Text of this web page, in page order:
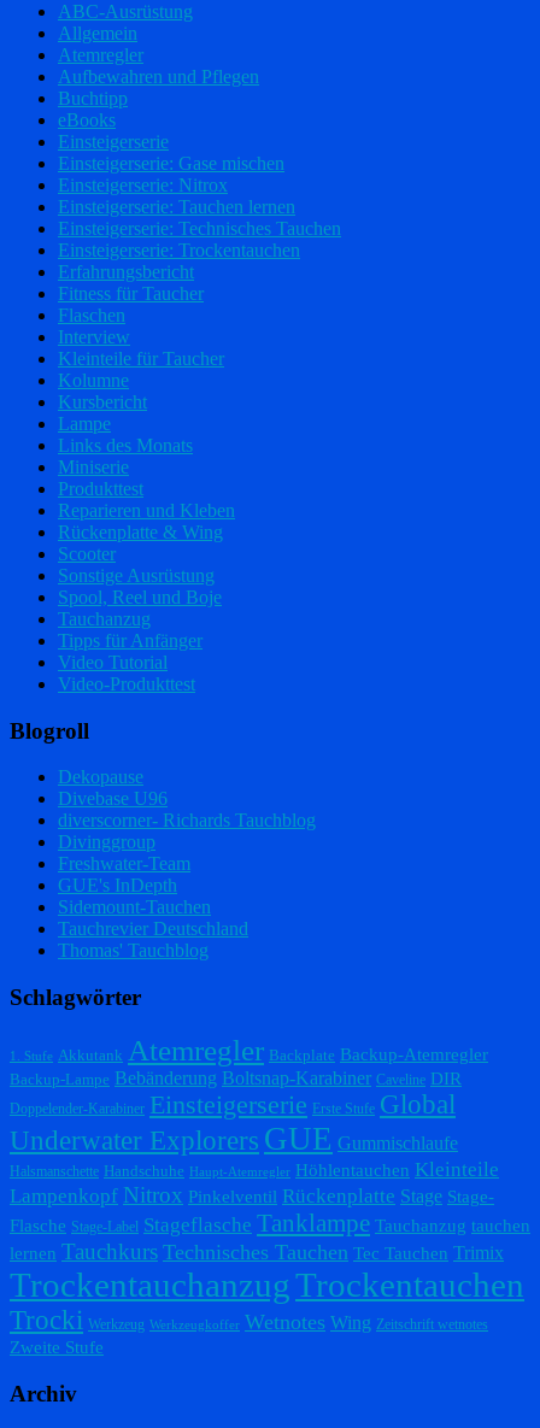
ABC-Ausrüstung
Allgemein
Atemregler
Aufbewahren und Pflegen
Buchtipp
eBooks
Einsteigerserie
Einsteigerserie: Gase mischen
Einsteigerserie: Nitrox
Einsteigerserie: Tauchen lernen
Einsteigerserie: Technisches Tauchen
Einsteigerserie: Trockentauchen
Erfahrungsbericht
Fitness für Taucher
Flaschen
Interview
Kleinteile für Taucher
Kolumne
Kursbericht
Lampe
Links des Monats
Miniserie
Produkttest
Reparieren und Kleben
Rückenplatte & Wing
Scooter
Sonstige Ausrüstung
Spool, Reel und Boje
Tauchanzug
Tipps für Anfänger
Video Tutorial
Video-Produkttest
Blogroll
Dekopause
Divebase U96
diverscorner- Richards Tauchblog
Divinggroup
Freshwater-Team
GUE's InDepth
Sidemount-Tauchen
Tauchrevier Deutschland
Thomas' Tauchblog
Schlagwörter
1. Stufe Akkutank Atemregler Backplate Backup-Atemregler
Backup-Lampe Bebänderung Boltsnap-Karabiner Caveline DIR
Doppelender-Karabiner Einsteigerserie Erste Stufe Global
Underwater Explorers GUE Gummischlaufe
Halsmanschette Handschuhe Haupt-Atemregler Höhlentauchen Kleinteile
Lampenkopf Nitrox Pinkelventil Rückenplatte Stage Stage-
Flasche Stage-Label Stageflasche Tanklampe Tauchanzug tauchen
lernen Tauchkurs Technisches Tauchen Tec Tauchen Trimix
TrockentauchanzugTrockentauchen
Trocki Werkzeug Werkzeugkoffer Wetnotes Wing Zeitschrift wetnotes
Zweite Stufe
Archiv